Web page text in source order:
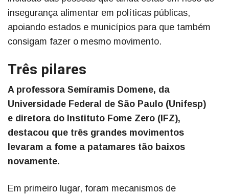
insegurança alimentar em políticas públicas,
apoiando estados e municípios para que também
consigam fazer o mesmo movimento.
Três pilares
A professora Semíramis Domene, da
Universidade Federal de São Paulo (Unifesp)
e diretora do Instituto Fome Zero (IFZ),
destacou que três grandes movimentos
levaram a fome a patamares tão baixos
novamente.
Em primeiro lugar, foram mecanismos de